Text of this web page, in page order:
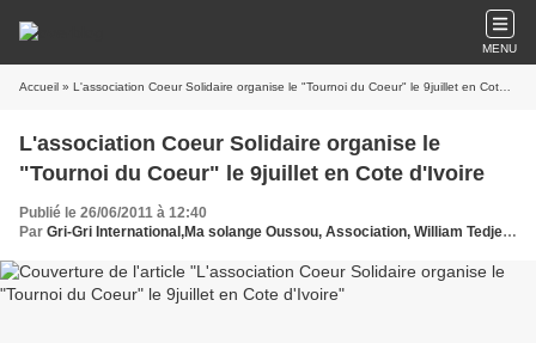
MENU
Accueil » L'association Coeur Solidaire organise le "Tournoi du Coeur" le 9juillet en Cote d'Ivoire
L'association Coeur Solidaire organise le
"Tournoi du Coeur" le 9juillet en Cote d'Ivoire
Publié le 26/06/2011 à 12:40
Par Gri-Gri International,Ma solange Oussou, Association, William Tedje Ahouma, COEUR SOLIDAIRE, Cote d'Ivoire, Abidjan